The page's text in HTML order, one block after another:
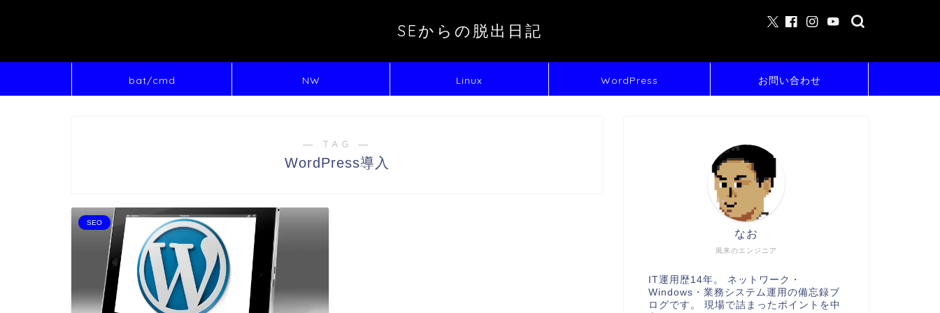
SEからの脱出日記
bat/cmd NW Linux WordPress お問い合わせ
― TAG ―
WordPress導入
SEO
風来のエンジニア
なお
IT運用歴14年。 ネットワーク・
Windows・業務システム運用の備忘録ブ
ログです。 現場で詰まったポイントを中